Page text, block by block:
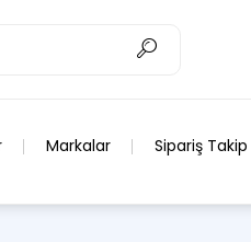
Markalar Sipariş Takip